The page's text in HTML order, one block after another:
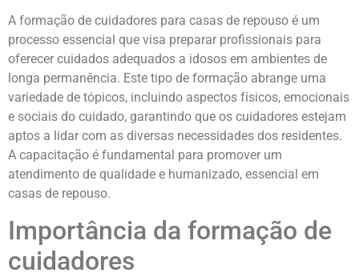
A formação de cuidadores para casas de repouso é um
processo essencial que visa preparar profissionais para
oferecer cuidados adequados a idosos em ambientes de
longa permanência. Este tipo de formação abrange uma
variedade de tópicos, incluindo aspectos físicos, emocionais
e sociais do cuidado, garantindo que os cuidadores estejam
aptos a lidar com as diversas necessidades dos residentes.
A capacitação é fundamental para promover um
atendimento de qualidade e humanizado, essencial em
casas de repouso.
Importância da formação de
cuidadores